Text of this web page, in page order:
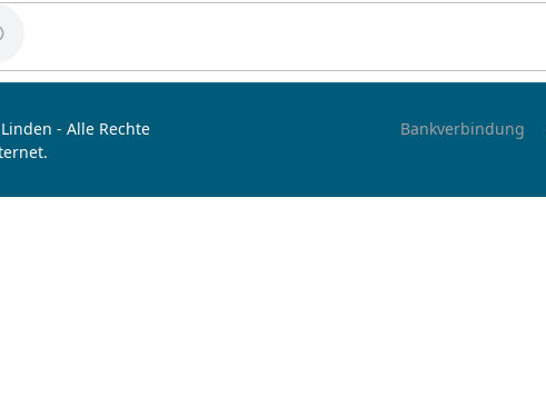
- Alle Rechte
Bankverbindung